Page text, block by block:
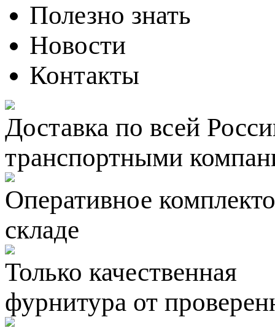
Полезно знать
Новости
Контакты
Доставка по всей
транспортными
Оперативное
складе
Только качественная
фурнитура от